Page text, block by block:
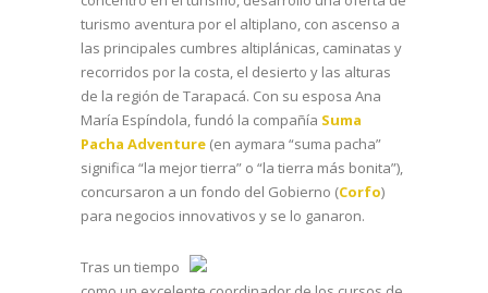
turismo aventura por el altiplano, con ascenso a
las principales cumbres altiplánicas, caminatas y
recorridos por la costa, el desierto y las alturas
de la región de Tarapacá. Con su esposa Ana
María Espíndola, fundó la compañía Suma
Pacha Adventure (en aymara “suma pacha”
significa “la mejor tierra” o “la tierra más bonita”),
concursaron a un fondo del Gobierno (Corfo)
para negocios innovativos y se lo ganaron.
Tras un tiempo